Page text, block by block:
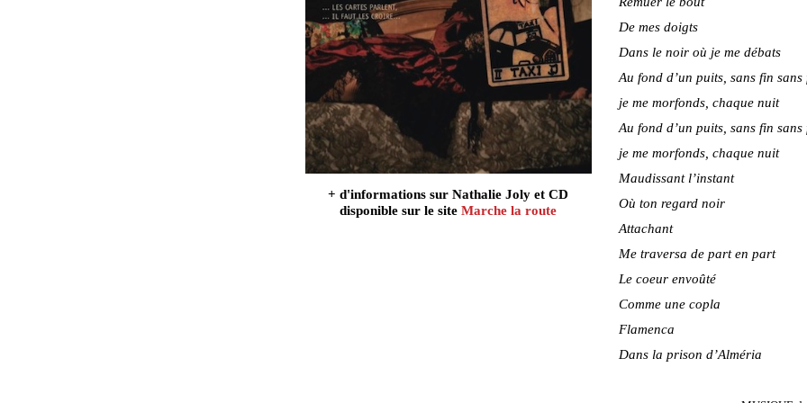
+ d'informations sur Nathalie Joly et CD
disponiblesur le siteMarche la route
De mes doigts
Dans le noir où je me débats
Au fond d’un puits, sans fin sans
je me morfonds, chaque nuit
Au fond d’un puits, sans fin sans
je me morfonds, chaque nuit
Maudissant l’instant
Où ton regard noir
Attachant
Me traversa de part en part
Le coeur envoûté
Comme une copla
Flamenca
Dans la prison d’Alméria